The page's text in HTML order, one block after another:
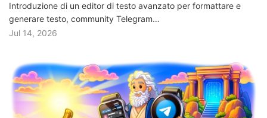
Introduzione di un editor di testo avanzato per formattare e
generare testo, community Telegram…
Jul 14, 2026